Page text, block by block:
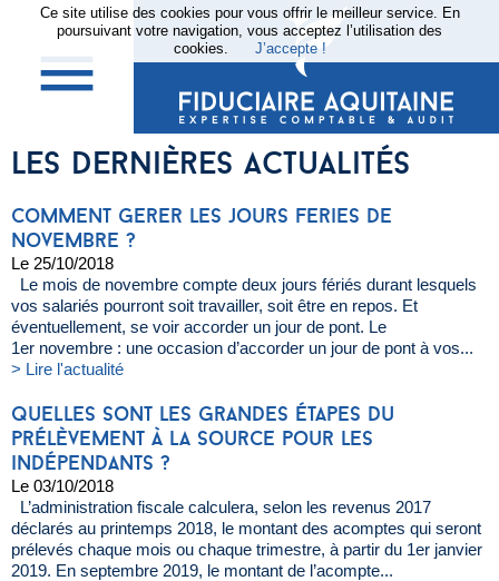
les dernières actualités
comment gerer les jours feries de
novembre ?
Le 25/10/2018
Le mois de novembre compte deux jours fériés durant lesquels
vos salariés pourront soit travailler, soit être en repos. Et
éventuellement, se voir accorder un jour de pont. Le
1er novembre : une occasion d’accorder un jour de pont à vos...
> Lire l'actualité
quelles sont les grandes étapes du
prélèvement à la source pour les
indépendants ?
Le 03/10/2018
L’administration fiscale calculera, selon les revenus 2017
déclarés au printemps 2018, le montant des acomptes qui seront
prélevés chaque mois ou chaque trimestre, à partir du 1er janvier
2019. En septembre 2019, le montant de l’acompte...
Ce site utilise des cookies pour vous offrir le meilleur service. En
poursuivant votre navigation, vous acceptez l’utilisation des
cookies.
J’accepte !